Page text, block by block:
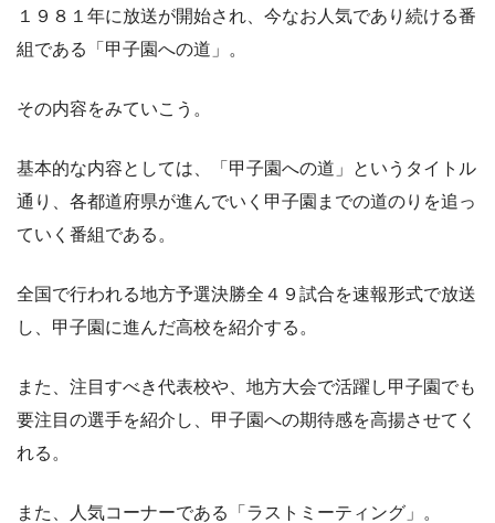
１９８１年に放送が開始され、今なお人気であり続ける番
組である「甲子園への道」。
その内容をみていこう。
基本的な内容としては、「甲子園への道」というタイトル
通り、各都道府県が進んでいく甲子園までの道のりを追っ
ていく番組である。
全国で行われる地方予選決勝全４９試合を速報形式で放送
し、甲子園に進んだ高校を紹介する。
また、注目すべき代表校や、地方大会で活躍し甲子園でも
要注目の選手を紹介し、甲子園への期待感を高揚させてく
れる。
また、人気コーナーである 「ラストミーティング」 。